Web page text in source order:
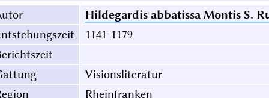
Hildegardis abbatissa Montis S.
1141-1179
Visionsliteratur
Rheinfranken